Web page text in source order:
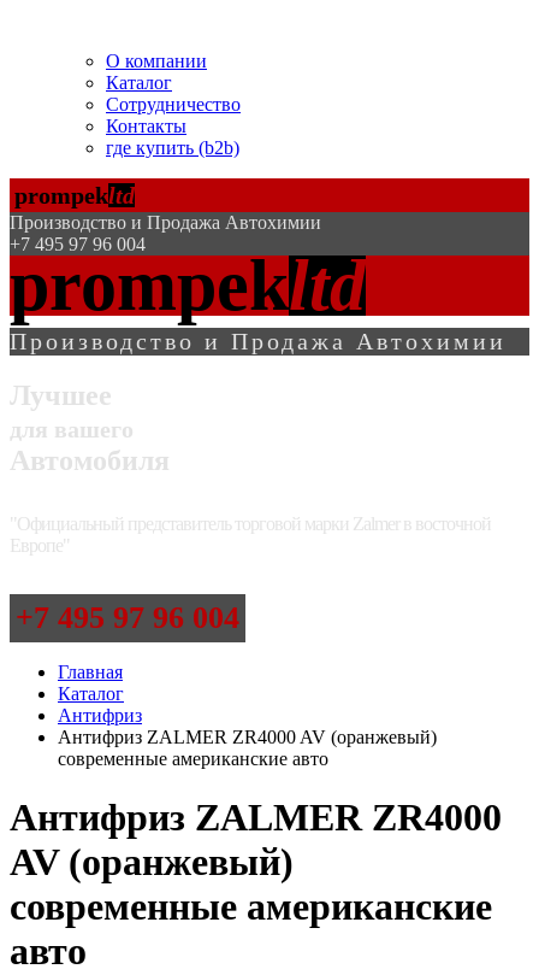
О компании
Каталог
Сотрудничество
Контакты
где купить (b2b)
prompekltd
Производство и Продажа Автохимии
+7 495 97 96 004
prompekltd
Производство и Продажа Автохимии
Лучшее
для вашего
Автомобиля
"Официальный представитель торговой марки Zalmer в восточной
Европе"
+7 495 97 96 004
Главная
Каталог
Антифриз
Антифриз ZALMER ZR4000 AV (оранжевый)
современные американские авто
Антифриз ZALMER ZR4000
AV (оранжевый)
современные американские
авто